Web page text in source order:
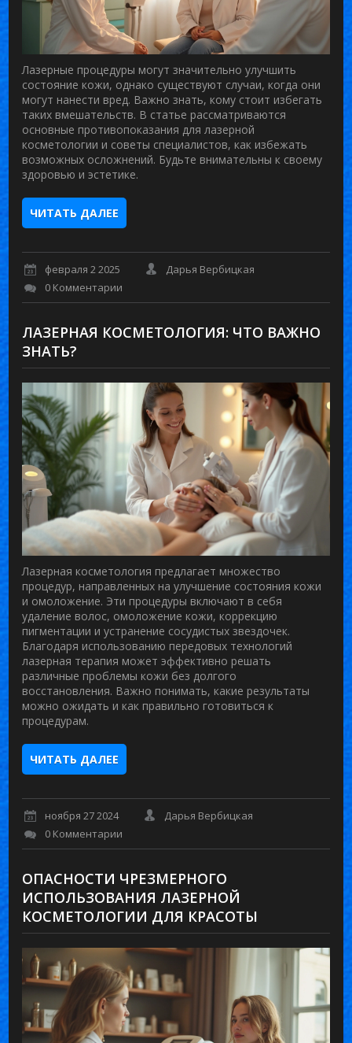
Лазерные процедуры могут значительно улучшить
состояние кожи, однако существуют случаи, когда они
могут нанести вред. Важно знать, кому стоит избегать
таких вмешательств. В статье рассматриваются
основные противопоказания для лазерной
косметологии и советы специалистов, как избежать
возможных осложнений. Будьте внимательны к своему
здоровью и эстетике.
ЧИТАТЬ ДАЛЕЕ
февраля 2 2025
Дарья Вербицкая
0 Комментарии
ЛАЗЕРНАЯ КОСМЕТОЛОГИЯ: ЧТО ВАЖНО
ЗНАТЬ?
Лазерная косметология предлагает множество
процедур, направленных на улучшение состояния кожи
и омоложение. Эти процедуры включают в себя
удаление волос, омоложение кожи, коррекцию
пигментации и устранение сосудистых звездочек.
Благодаря использованию передовых технологий
лазерная терапия может эффективно решать
различные проблемы кожи без долгого
восстановления. Важно понимать, какие результаты
можно ожидать и как правильно готовиться к
процедурам.
ЧИТАТЬ ДАЛЕЕ
ноября 27 2024
Дарья Вербицкая
0 Комментарии
ОПАСНОСТИ ЧРЕЗМЕРНОГО
ИСПОЛЬЗОВАНИЯ ЛАЗЕРНОЙ
КОСМЕТОЛОГИИ ДЛЯ КРАСОТЫ